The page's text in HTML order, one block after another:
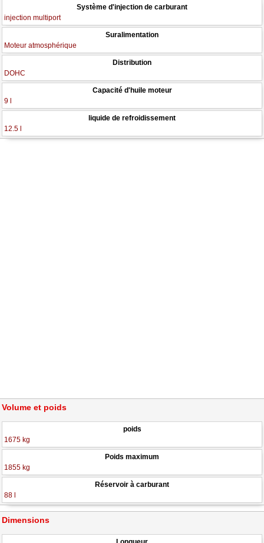
Système d'injection de carburant
injection multiport
Suralimentation
Moteur atmosphérique
Distribution
DOHC
Capacité d'huile moteur
9 l
liquide de refroidissement
12.5 l
Volume et poids
poids
1675 kg
Poids maximum
1855 kg
Réservoir à carburant
88 l
Dimensions